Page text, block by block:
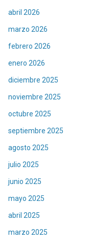
abril 2026
marzo 2026
febrero 2026
enero 2026
diciembre 2025
noviembre 2025
octubre 2025
septiembre 2025
agosto 2025
julio 2025
junio 2025
mayo 2025
abril 2025
marzo 2025